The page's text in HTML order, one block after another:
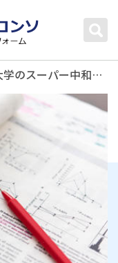
【論文発表】富山大学のスーパー中和抗体(開発番号：UT28K-RD)に関する分子シミュレーション解析技術の論文が、2024年1月15日、国際学術雑誌「Structure」に発表されました